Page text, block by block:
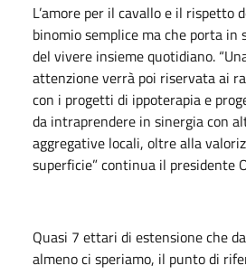
L’amore per il cavallo e il rispetto
binomio semplice ma che porta in
del vivere insieme quotidiano.
attenzione verrà poi riservata ai
con i progetti di ippoterapia e
da intraprendere in sinergia con
aggregative locali, oltre alla
superficie” continua il presidente
Quasi 7 ettari di estensione che
almeno ci speriamo, il punto di